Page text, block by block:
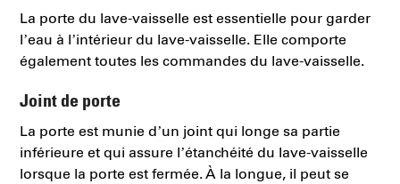
La porte du lave-vaisselle est essentielle pour garder
l’eau à l’intérieur du lave-vaisselle. Elle comporte
également toutes les commandes du lave-vaisselle.
Joint de porte
La porte est munie d’un joint qui longe sa partie
inférieure et qui assure l’étanchéité du lave-vaisselle
lorsque la porte est fermée. À la longue, il peut se